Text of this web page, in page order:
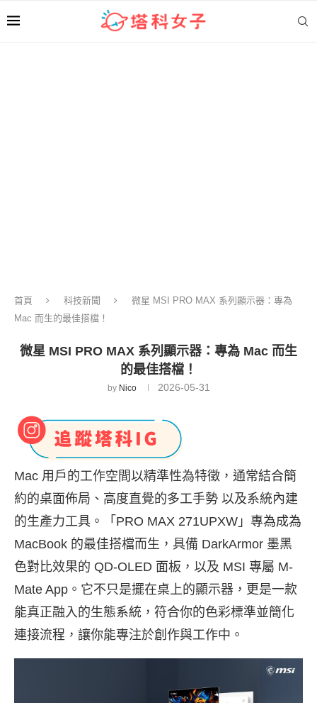
首頁 科技新聞
微星 MSI PRO MAX 系列顯示器：專為
Mac 而生的最佳搭檔！
微星 MSI PRO MAX 系列顯示器：專為 Mac 而生
的最佳搭檔！
by Nico 2026-05-31
Mac 用戶的工作空間以精準性為特徵，通常結合簡
約的桌面佈局、 高度直覺的多工手勢 以及系統內建
的生產力工具。「 PRO MAX 271UPXW 」專為成為
MacBook 的最佳搭檔而生，具備 DarkArmor 墨黑
色對比效果的 QD-OLED 面板，以及 MSI 專屬 M-
Mate App 。它不只是擺在桌上的顯示器， 更是一款
能真正融入的生態系統， 符合你的色彩標準並簡化
連接流程，讓你能專注於創作與工作中。